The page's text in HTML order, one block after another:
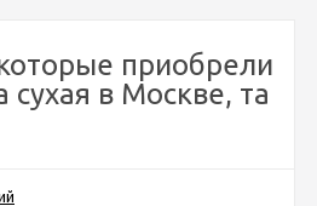
приобрели
сухая в Москве, та